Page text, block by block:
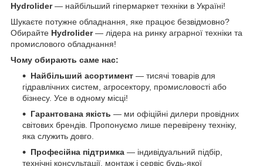
Hydrolider— найбільший гіпермаркет техніки в Україні!
Шукаєте потужне обладнання, яке працює безвідмовно?
Обирайте Hydrolider— лідера на ринку аграрної техніки та
промислового обладнання!
Чому обирають саме нас:
Найбільший асортимент — тисячі товарів для
гідравлічних систем, агросектору, промисловості або
бізнесу. Усе в одному місці!
Гарантована якість — ми офіційні дилери провідних
світових брендів. Пропонуємо лише перевірену техніку,
яка служить довго.
Професійна підтримка — індивідуальний підбір,
технічні консультації, монтаж і сервіс будь-якої